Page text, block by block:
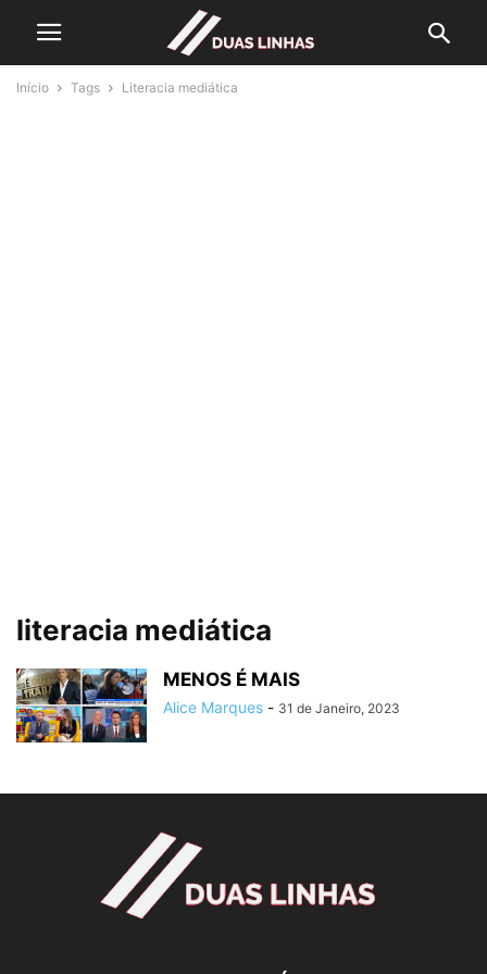
Início Tags Literacia mediática
literacia mediática
MENOS É MAIS
Alice Marques - 31 de Janeiro, 2023